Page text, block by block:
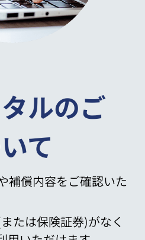
ルのご
て
補償内容をご確認いた
たは保険証券)がなく